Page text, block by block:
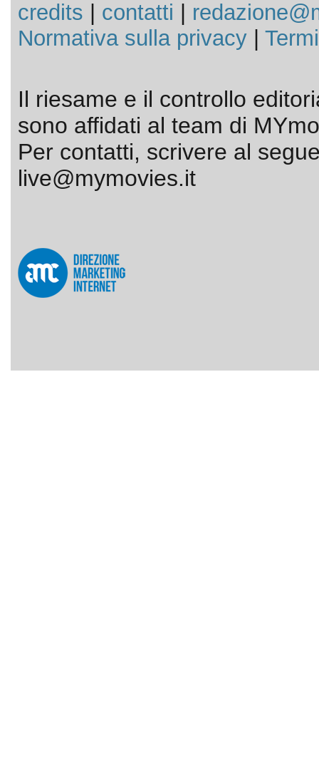
credits
contatti
Normativa sulla privacy|
Il riesame e il controllo
sono affidati al team di
Per contatti, scrivere al
live@mymovies.it